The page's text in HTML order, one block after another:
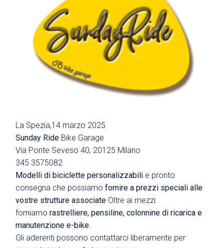
La Spezia,14 marzo 2025
Sunday Ride Bike Garage
Via Ponte Seveso 40, 20125 Milano
345 3575082
Modelli di biciclette personalizzabili e pronto
consegna che possiamofornire a prezzi speciali alle
vostre strutture associate.Oltre ai mezzi
forniamo rastrelliere, pensiline, colonnine di ricarica e
manutenzione e-bike.
Gli aderenti possono contattarci liberamente per